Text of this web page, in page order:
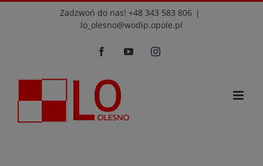
Zadzwoń do nas! +48 343 583 806 |
lo_olesno@wodip.opole.pl
FacebookYouTubeInstagram
modal-check